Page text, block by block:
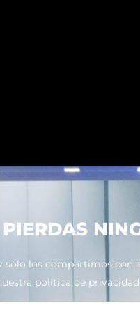
los compartimos con
política de